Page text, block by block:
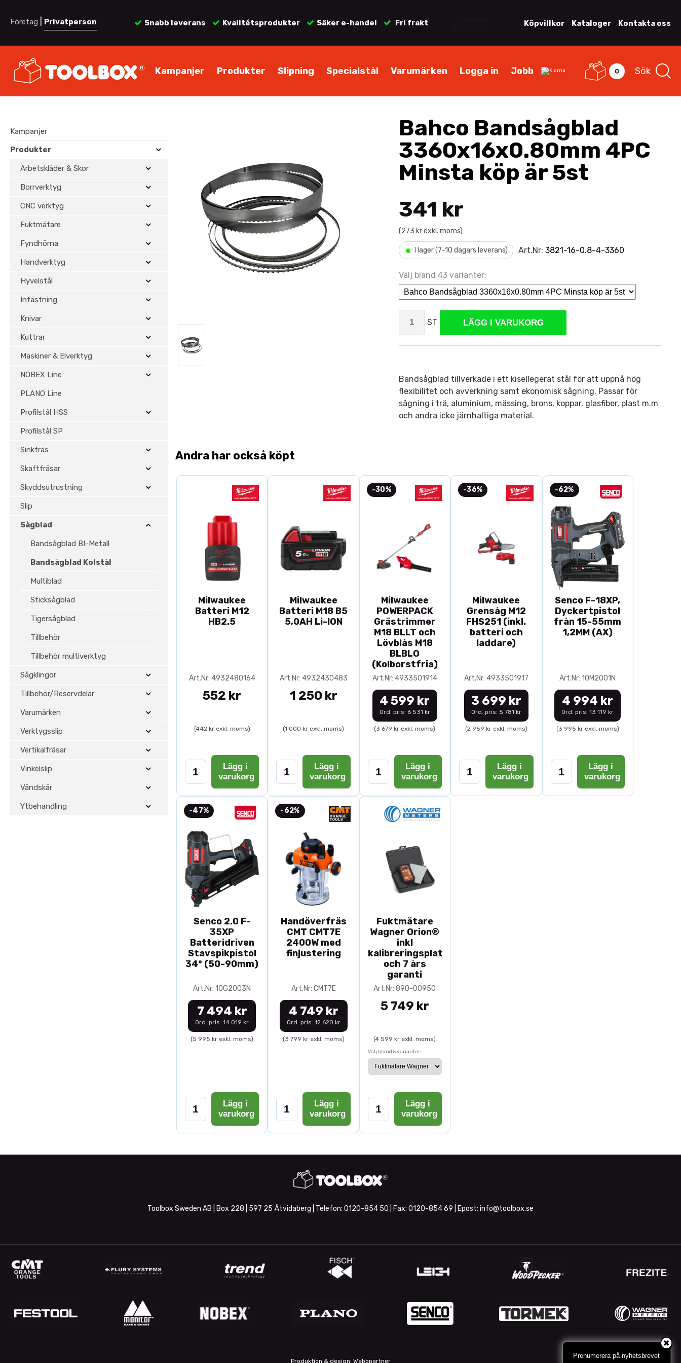
Företag Privatperson Snabb leverans Kvalitétsprodukter Säker e-handel Fri frakt Köpvillkor Kataloger Kontakta oss
Kampanjer Produkter Slipning Specialstål Varumärken Logga in Jobb 0 Sök
Kampanjer
Produkter
Arbetskläder & Skor
Borrverktyg
CNC verktyg
Fuktmätare
Fyndhörna
Handverktyg
Hyvelstål
Infästning
Knivar
Kuttrar
Maskiner & Elverktyg
NOBEX Line
PLANO Line
Profilstål HSS
Profilstål SP
Sinkfräs
Skaftfräsar
Skyddsutrustning
Slip
Sågblad
Bandsågblad BI-Metall
Bandsågblad Kolstål
Multiblad
Sticksågblad
Tigersågblad
Tillbehör
Tillbehör multiverktyg
Sågklingor
Tillbehör/Reservdelar
Varumärken
Verktygsslip
Vertikalfräsar
Vinkelslip
Vändskär
Ytbehandling
Bahco Bandsågblad
3360x16x0.80mm 4PC
Minsta köp är 5st
341 kr
(273 kr exkl. moms)
• I lager (7-10 dagars leverans) Art.Nr: 3821-16-0.8-4-3360
Välj bland 43 varianter:
ST LÄGG I VARUKORG
Bandsågblad tillverkade i ett kisellegerat stål för att uppnå hög
flexibilitet och avverkning samt ekonomisk sågning. Passar för
sågning i trä, aluminium, mässing, brons, koppar, glasfiber, plast m.m
och andra icke järnhaltiga material.
Andra har också köpt
Milwaukee
Batteri M12
HB2.5
Art.Nr: 4932480164
552 kr
(442 kr exkl. moms)
Lägg i
varukorg
Milwaukee
Batteri M18 B5
5,0AH Li-ION
Art.Nr: 4932430483
1 250 kr
(1 000 kr exkl. moms)
Lägg i
varukorg
-30%
Milwaukee
POWERPACK
Grästrimmer
M18 BLLT och
Lövblås M18
BLBLO
(Kolborstfria)
Art.Nr: 4933501914
4 599 kr
Ord. pris: 6 531 kr
(3 679 kr exkl. moms)
Lägg i
varukorg
-36%
Milwaukee
Grensåg M12
FHS251 (inkl.
batteri och
laddare)
Art.Nr: 4933501917
3 699 kr
Ord. pris: 5 781 kr
(2 959 kr exkl. moms)
Lägg i
varukorg
-62%
Senco F-18XP,
Dyckertpistol
från 15-55mm
1,2MM (AX)
Art.Nr: 10M2001N
4 994 kr
Ord. pris: 13 119 kr
(3 995 kr exkl. moms)
Lägg i
varukorg
-47%
Senco 2.0 F-
35XP
Batteridriven
Stavspikpistol
34° (50-90mm)
Art.Nr: 10G2003N
7 494 kr
Ord. pris: 14 019 kr
(5 995 kr exkl. moms)
Lägg i
varukorg
-62%
Handöverfräs
CMT CMT7E
2400W med
finjustering
Art.Nr: CMT7E
4 749 kr
Ord. pris: 12 620 kr
(3 799 kr exkl. moms)
Lägg i
varukorg
Fuktmätare
Wagner Orion®
inkl
kalibreringsplatta
och 7 års
garanti
Art.Nr: 890-00950
5 749 kr
(4 599 kr exkl. moms)
Välj bland 5 varianter:
Lägg i
varukorg
Toolbox Sweden AB | Box 228 | 597 25 Åtvidaberg | Telefon: 0120-854 50 | Fax: 0120-854 69 | Epost: info@toolbox.se
Produktion & design: Webbpartner
Prenumerera på nyhetsbrevet